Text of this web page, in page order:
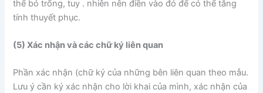
thể bỏ trống, tuy . nhiên nên điền vào đó để có thể tăng
tính thuyết phục.
(5) Xác nhận và các chữ ký liên quan
Phần xác nhận (chữ ký của những bên liên quan theo mẫu.
Lưu ý cần ký xác nhận cho lời khai của mình, xác nhận của